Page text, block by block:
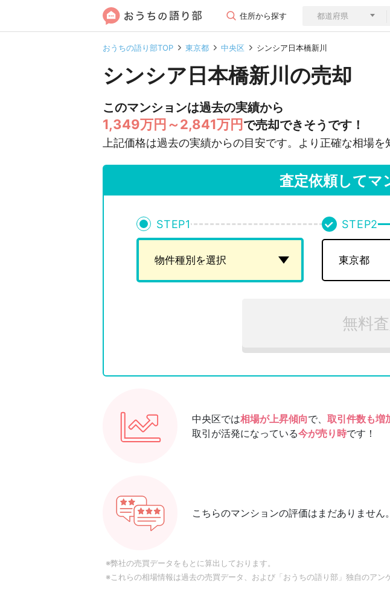
住所から探す
おうちの語り部TOP 東京都 中央区 シンシア日本橋新川
シンシア日本橋新川の売却
このマンションは過去の実績から
1,349万円～2,841万円 で売却できそうです！
上記価格は過去の実績からの目安です。より正確な相場
査定依頼してマ
STEP1 STEP2
無料
中央区では相場が上昇傾向で、 取引件数も増
取引が活発になっている今が売り時です！
こちらのマンションの評価はまだありません。
※弊社の売買データをもとに算出しております。
※これらの相場情報は過去の売買データ、および「おうちの語り部」独自のア